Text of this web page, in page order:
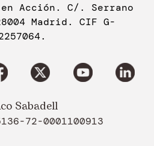
en Acción. C/. Serrano
Madrid. CIF G-
Sabadell
72-0001100913